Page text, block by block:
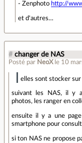
- Zenphoto http://
et d'autres…
# changer de NAS
Posté par NeoX le 10
elles sont stocker
suivant les NAS, il y
photos, les ranger en
ensuite il y a une
smartphone pour
si ton NAS ne propose